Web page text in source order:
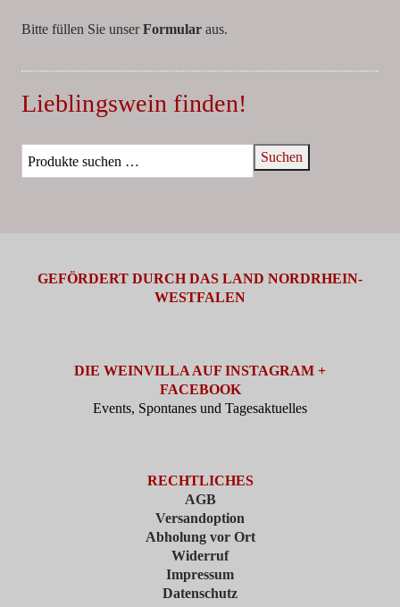
Bitte füllen Sie unserFormularaus.
Lieblingswein finden!
Suchen
GEFÖRDERT DURCH DAS LAND NORDRHEIN-
WESTFALEN
DIE WEINVILLA AUF INSTAGRAM +
FACEBOOK
Events, Spontanes und Tagesaktuelles
RECHTLICHES
AGB
Versandoption
Abholung vor Ort
Widerruf
Impressum
Datenschutz